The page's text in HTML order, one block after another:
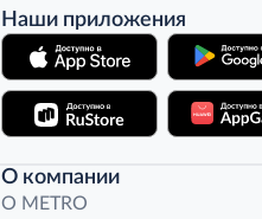
Наши приложения
О компании
O METRO